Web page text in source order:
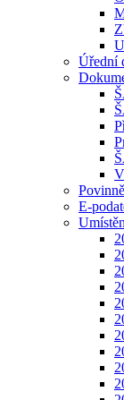
Úřední
E-